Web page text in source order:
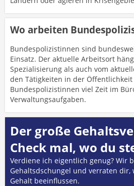
Wo arbeiten
Bundespolizistinnen sind
Einsatz. Der aktuelle Arbeitsort
Spezialisierung als auch vom
den Tätigkeiten in der
Bundespolizistinnen viel Zeit im
Verwaltungsaufgaben.
Der große
Check mal, wo du
Verdiene ich eigentlich genug? Wir
Gehaltsdschungel und verraten dir,
Gehalt beeinflussen.